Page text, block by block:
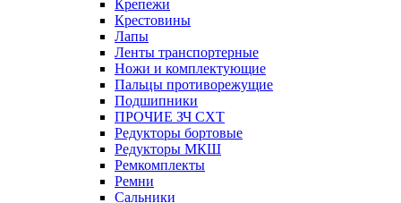
Крепежи
Крестовины
Лапы
Ленты транспортерные
Ножи и комплектующие
Пальцы противорежущие
Подшипники
ПРОЧИЕ ЗЧ СХТ
Редукторы бортовые
Редукторы МКШ
Ремкомплекты
Ремни
Сальники